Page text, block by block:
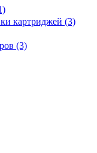
картриджей (3)
(3)